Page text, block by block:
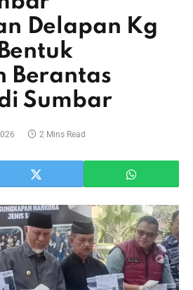
Delapan Kg
Berantas
Sumbar
2 Mins Read